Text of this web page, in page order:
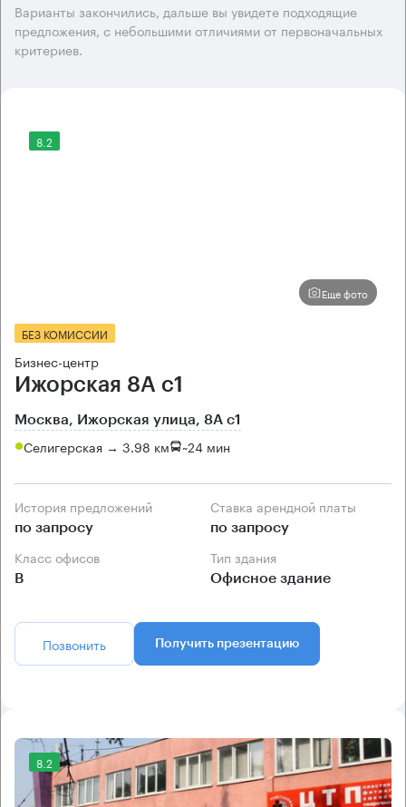
Варианты закончились, дальше вы увидете подходящие
предложения, с небольшими отличиями от первоначальных
критериев.
8.2
Еще фото
БЕЗ КОМИССИИ
Бизнес-центр
Ижорская 8А с1
Москва, Ижорская улица, 8А с1
Селигерская → 3.98 км ~24 мин
История предложений
по запросу
Ставка арендной платы
по запросу
Класс офисов
B
Тип здания
Офисное здание
Позвонить Получить презентацию
8.2